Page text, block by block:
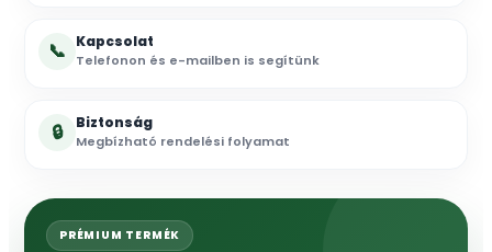
📞 Kapcsolat
Telefonon és e-mailben is segítünk
🔒 Biztonság
Megbízható rendelési folyamat
PRÉMIUM TERMÉK